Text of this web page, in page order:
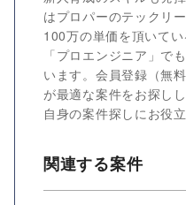
はプロパーのテックリ
100万の単価を頂いて
「プロエンジニア」で
います。会員登録（無
が最適な案件をお探し
自身の案件探しにお役
関連する案件